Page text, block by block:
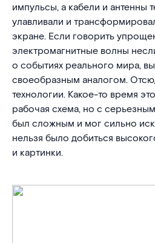
импульсы, а кабели и антенны
улавливали и
экране. Если говорить
электромагнитные волны
о событиях реального мира,
своеобразным аналогом.
технологии. Какое-то время
рабочая схема, но с
был сложным и мог сильно
нельзя было добиться
и картинки.